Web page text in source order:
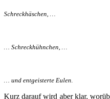
Schreckhäschen, …
… Schreckhühnchen, …
… und entgeisterte Eulen.
Kurz darauf wird aber klar,